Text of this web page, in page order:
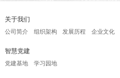
关于我们
公司简介 组织架构 发展历程 企业文化
智慧党建
党建基地 学习园地